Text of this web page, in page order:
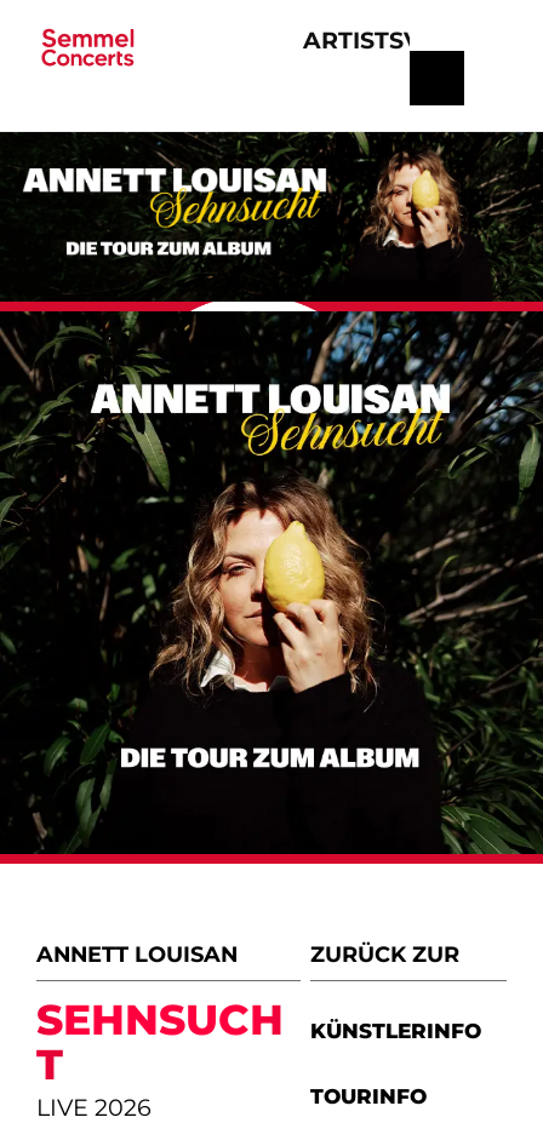
ARTISTS
ANNETT LOUISAN
SEHNSUCH
T
LIVE 2026
ZURÜCK ZUR
KÜNSTLERINFO
TOURINFO